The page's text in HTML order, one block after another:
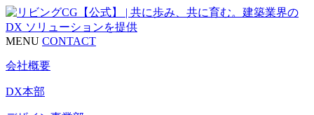
MENU CONTACT
会社概要
DX本部